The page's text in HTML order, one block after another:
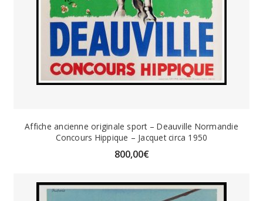
Affiche ancienne originale sport – Deauville Normandie
Concours Hippique – Jacquet circa 1950
800,00€